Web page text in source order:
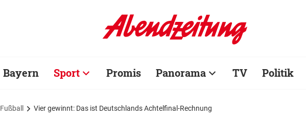
Bayern Sport Promis Panorama TV Politik
Fußball Vier gewinnt: Das ist Deutschlands Achtelfinal-Rechnung